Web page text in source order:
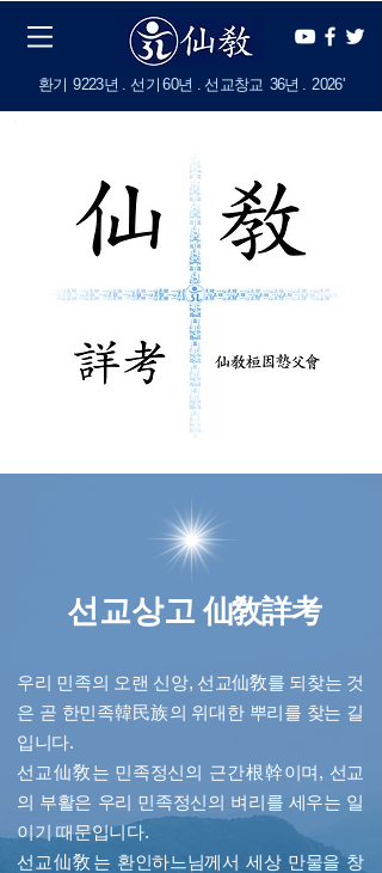
​환기 9223년 . 선기 60년 . 선교창교 36년 . 2026'
선교상고仙敎詳考
우리 민족의 오랜 신앙, 선교仙敎를 되찾는 것
은 곧 한민족韓民族의 위대한 뿌리를 찾는 길
입니다.
선교仙敎는 민족정신의 근간根幹이며, 선교
의 부활은 우리 민족정신의 벼리를 세우는 일
이기 때문입니다.
선교仙敎는 환인하느님께서 세상 만물을 창